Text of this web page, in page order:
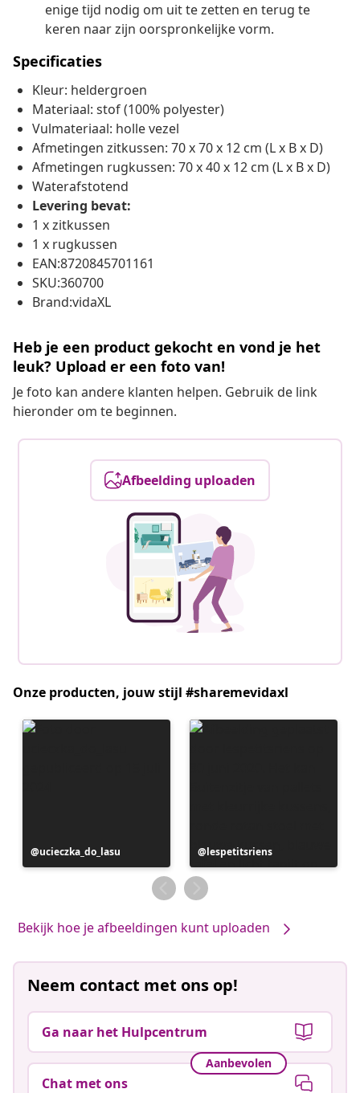
enige tijd nodig om uit te zetten en terug te
keren naar zijn oorspronkelijke vorm.
Specificaties
Kleur: heldergroen
Materiaal: stof (100% polyester)
Vulmateriaal: holle vezel
Afmetingen zitkussen: 70 x 70 x 12 cm (L x B x D)
Afmetingen rugkussen: 70 x 40 x 12 cm (L x B x D)
Waterafstotend
Levering bevat:
1 x zitkussen
1 x rugkussen
EAN:8720845701161
SKU:360700
Brand:vidaXL
Heb je een product gekocht en vond je het
leuk? Upload er een foto van!
Je foto kan andere klanten helpen. Gebruik de link
hieronder om te beginnen.
Afbeelding uploaden
Onze producten, jouw stijl #sharemevidaxl
Bericht
gepubliceerd
ucieczka_do_lasu
Bericht
gepubliceerd
door
lespetitsriens
Bekijk hoe je afbeeldingen kunt uploaden
Neem contact met ons op!
Ga naar het Hulpcentrum
Aanbevolen
Chat met ons